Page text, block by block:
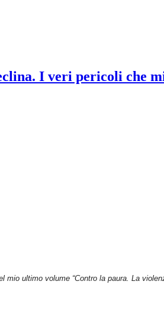
I veri pericoli che
mio ultimo volume “Contro la paura. La